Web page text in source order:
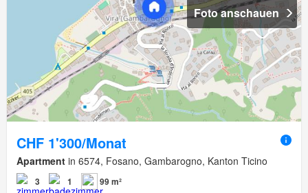
Foto anschauen
CHF 1'300/Monat
Apartment in 6574, Fosano, Gambarogno, Kanton Ticino
3 1
99 m²